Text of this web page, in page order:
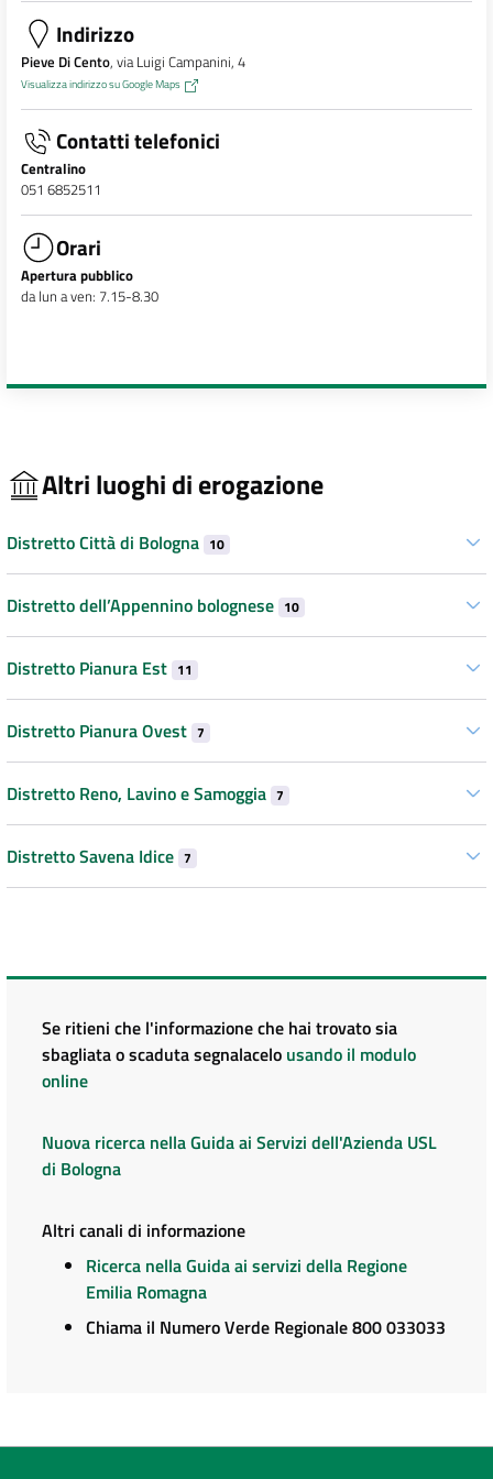
Indirizzo
Pieve Di Cento, via Luigi Campanini, 4
Visualizza indirizzo su Google Maps
Contatti telefonici
Centralino
051 6852511
Orari
Apertura pubblico
da lun a ven: 7.15-8.30
Altri luoghi di erogazione
Distretto Città di Bologna 10
Distretto dell’Appennino bolognese 10
Distretto Pianura Est 11
Distretto Pianura Ovest 7
Distretto Reno, Lavino e Samoggia 7
Distretto Savena Idice 7
Se ritieni che l'informazione che hai trovato sia
sbagliata o scaduta segnalacelo usando il modulo
online
Nuova ricerca nella Guida ai Servizi dell'Azienda USL
di Bologna
Altri canali di informazione
Ricerca nella Guida ai servizi della Regione
Emilia Romagna
Chiama il Numero Verde Regionale 800 033033